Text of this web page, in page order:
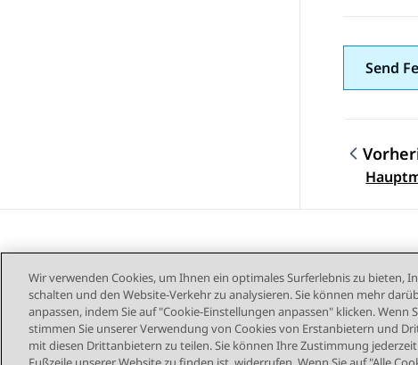
Send
Sitemap
Wir verwenden Cookies, um Ihnen ein optimales Surferlebnis zu bieten,
schalten und den Website-Verkehr zu analysieren. Sie können mehr
anpassen, indem Sie auf "Cookie-Einstellungen anpassen" klicken. Wenn
stimmen Sie unserer Verwendung von Cookies von Erstanbietern und
mit diesen Drittanbietern zu teilen. Sie können Ihre Zustimmung